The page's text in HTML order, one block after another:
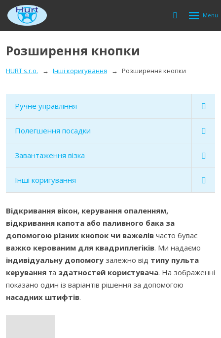
Vyhledávání
Rozbalení
Розширення кнопки
HURT s.r.o. Інші коригування Розширення кнопки
Ручне управління
Полегшення посадки
Завантаження візка
Інші коригування
Відкривання вікон, керування опаленням,
відкривання капота або паливного бака за
допомогою різних кнопок чи важелів часто буває
важко керованим для квадриплегіків. Ми надаємо
індивідуальну допомогу залежно від типу пульта
керування та здатностей користувача. На зображенні
показано один із варіантів рішення за допомогою
насадних штифтів.